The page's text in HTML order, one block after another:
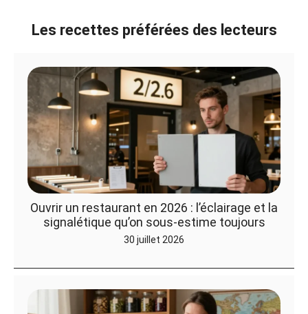
Les recettes préférées des lecteurs
Ouvrir un restaurant en 2026 : l’éclairage et la
signalétique qu’on sous-estime toujours
30 juillet 2026